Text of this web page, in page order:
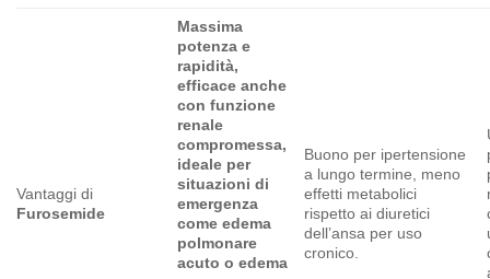
Vantaggi di
Furosemide
Massima
potenza e
rapidità,
efficace anche
con funzione
renale
compromessa,
ideale per
situazioni di
emergenza
come edema
polmonare
acuto o edema
Buono per ipertensione
a lungo termine, meno
effetti metabolici
rispetto ai diuretici
dell’ansa per uso
cronico.